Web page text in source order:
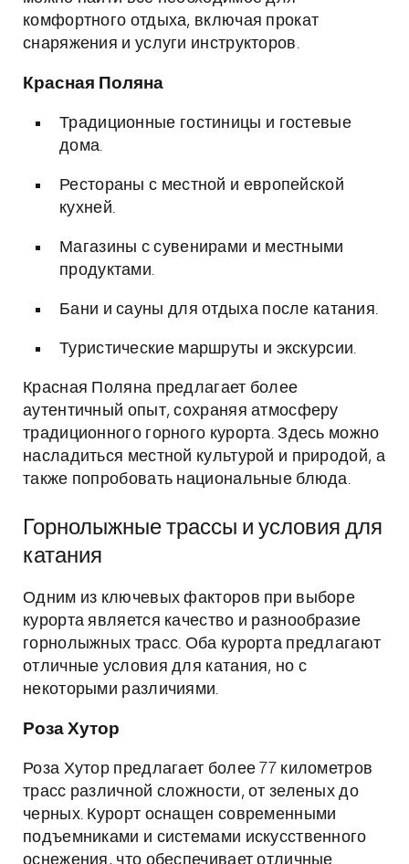
комфортного отдыха, включая прокат
снаряжения и услуги инструкторов.
Красная Поляна
Традиционные гостиницы и гостевые
дома.
Рестораны с местной и европейской
кухней.
Магазины с сувенирами и местными
продуктами.
Бани и сауны для отдыха после катания.
Туристические маршруты и экскурсии.
Красная Поляна предлагает более
аутентичный опыт, сохраняя атмосферу
традиционного горного курорта. Здесь можно
насладиться местной культурой и природой, а
также попробовать национальные блюда.
Горнолыжные трассы и условия для
катания
Одним из ключевых факторов при выборе
курорта является качество и разнообразие
горнолыжных трасс. Оба курорта предлагают
отличные условия для катания, но с
некоторыми различиями.
Роза Хутор
Роза Хутор предлагает более 77 километров
трасс различной сложности, от зеленых до
черных. Курорт оснащен современными
подъемниками и системами искусственного
оснежения, что обеспечивает отличные